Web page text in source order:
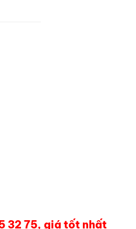
32 75, giá tốt nhất